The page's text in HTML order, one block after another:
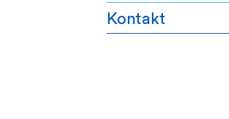
Kontakt